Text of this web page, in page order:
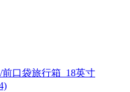
前口袋旅行箱_18英寸